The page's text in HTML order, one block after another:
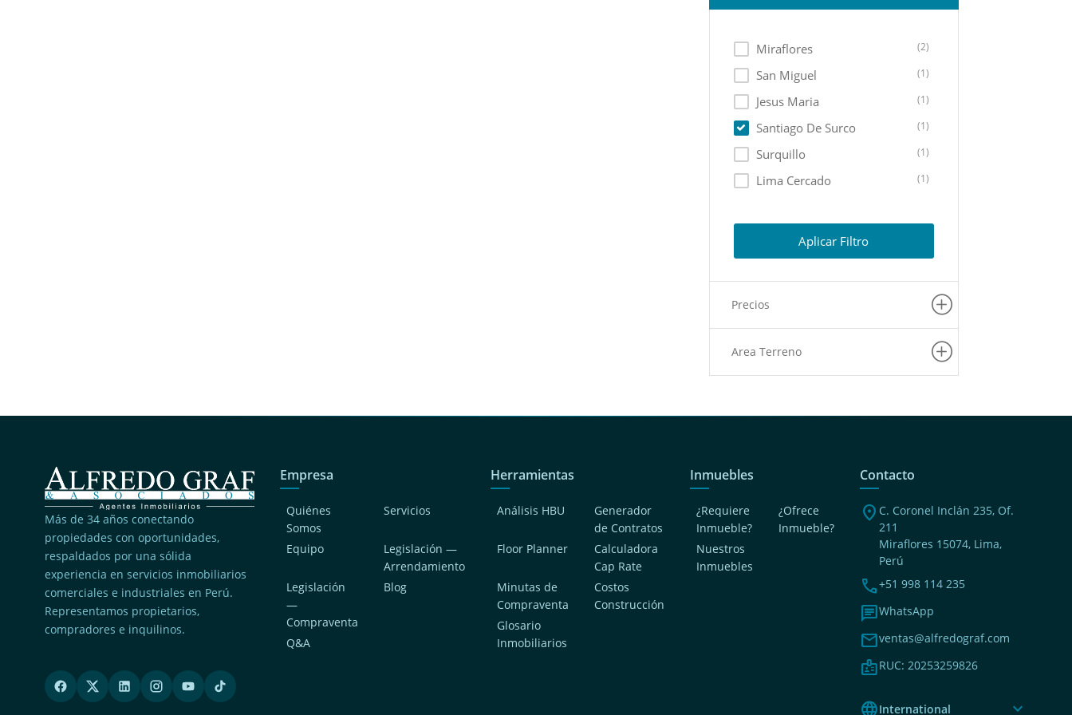
Miraflores (2)
San Miguel (1)
Jesus Maria (1)
Santiago De Surco (1)
Surquillo (1)
Lima Cercado (1)
San IsidroAplicar Filtro
Precios
Area Terreno
Más de 34 años conectando
propiedades con oportunidades,
respaldados por una sólida
experiencia en servicios inmobiliarios
comerciales e industriales en Perú.
Representamos propietarios,
compradores e inquilinos.
Empresa
Quiénes
Somos
Servicios
Equipo
Legislación —
Arrendamiento
Legislación
—
Compraventa
Blog
Q&A
Herramientas
Análisis HBU
Generador
de Contratos
Floor Planner
Calculadora
Cap Rate
Minutas de
Compraventa
Costos
Construcción
Glosario
Inmobiliarios
Inmuebles
¿Requiere
Inmueble?
¿Ofrece
Inmueble?
Nuestros
Inmuebles
Contacto
location_on C. Coronel Inclán 235, Of.
211
Miraflores 15074, Lima,
Perú
phone+51 998 114 235
chatWhatsApp
mailventas@alfredograf.com
badgeRUC: 20253259826
languageInternational expand_more